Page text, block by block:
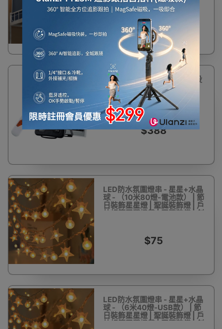
$168 $328
LANGAO 100W太陽能戶外投
射燈連15W太陽能板套裝 -
100W 暖白
$388
LED防水氛圍燈串 - 星星+水晶
球 - （10米80燈-電池款） | 節
日裝飾星星燈 | 聖誕裝飾燈 | 戶
外帳篷露營燈帶 | 露營裝備 | 創
$75
LED防水氛圍燈串 - 星星+水晶
球 - （6米40燈-USB款） | 節
日裝飾星星燈 | 聖誕裝飾燈 | 戶
外帳篷露營燈帶 | 露營裝備 | 創